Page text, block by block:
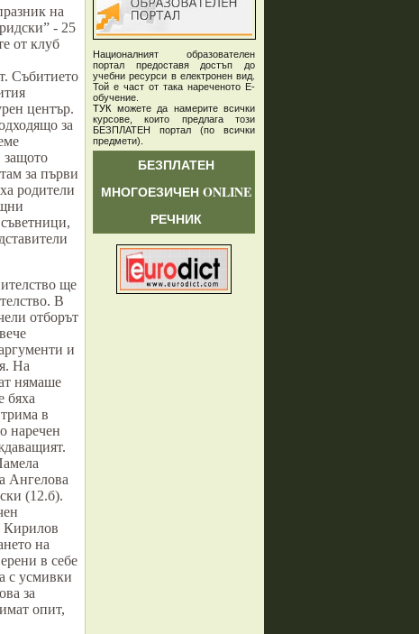
на
- 25
от клуб
Събитието
център.
за
защото
за първи
родители
ще
В
отборът
и
На
нямаше
бяха
в
наречен
Ангелова
(12.б).
Кирилов
на
в себе
с усмивки
за
опит,
Националният образователен
портал предоставя достъп до
учебни ресурси в електронен вид.
Той е част от така нареченото Е-
обучение.
ТУК можете да намерите всички
курсове, които предлага този
БЕЗПЛАТЕН портал (по всички
предмети)
БЕЗПЛАТЕН
МНОГОЕЗИЧЕН ONLINE
РЕЧНИК